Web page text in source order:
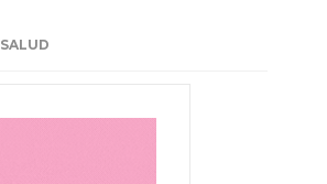
SALUD